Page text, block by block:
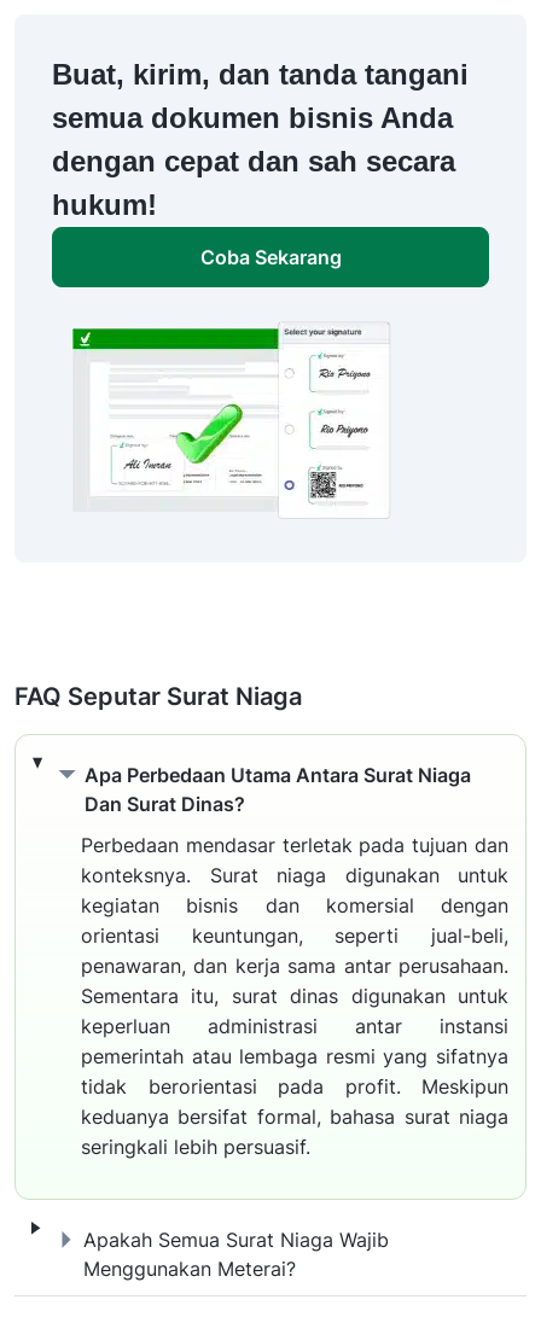
Buat, kirim, dan tanda tangani
semua dokumen bisnis Anda
dengan cepat dan sah secara
hukum!
Coba Sekarang
FAQ Seputar Surat Niaga
Apa Perbedaan Utama Antara Surat Niaga
Dan Surat Dinas?
Apa Perbedaan Utama Antara
Perbedaan mendasar terletak pada tujuan dan
konteksnya. Surat niaga digunakan untuk
kegiatan bisnis dan komersial dengan
orientasi keuntungan, seperti jual-beli,
penawaran, dan kerja sama antar perusahaan.
Sementara itu, surat dinas digunakan untuk
keperluan administrasi antar instansi
pemerintah atau lembaga resmi yang sifatnya
tidak berorientasi pada profit. Meskipun
keduanya bersifat formal, bahasa surat niaga
seringkali lebih persuasif.
Apakah Semua Surat Niaga Wajib
Menggunakan Meterai?
Apakah Semua Surat Niaga Wajib